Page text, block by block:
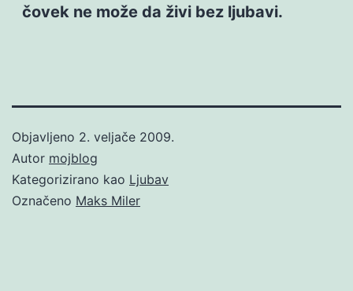
čovek ne može da živi bez ljubavi.
Objavljeno 2. veljače 2009.
Autor mojblog
Kategorizirano kao Ljubav
Označeno Maks Miler